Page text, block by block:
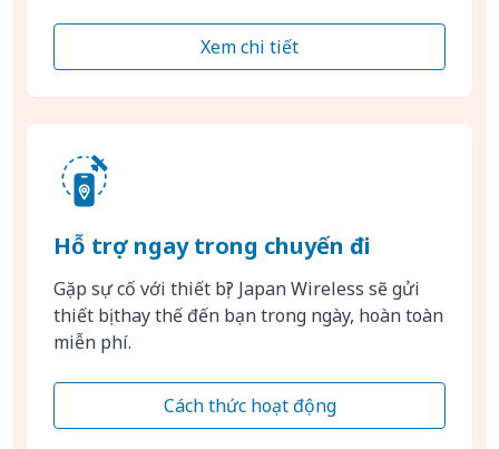
Xem chi tiết
Hỗ trợ ngay trong chuyến đi
Gặp sự cố với thiết bị? Japan Wireless sẽ gửi
thiết bị thay thế đến bạn trong ngày, hoàn toàn
miễn phí.
Cách thức hoạt động